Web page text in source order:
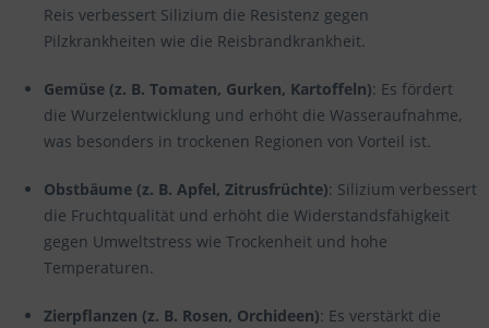
Reis verbessert Silizium die Resistenz gegen
Pilzkrankheiten wie die Reisbrandkrankheit.
Gemüse (z. B. Tomaten, Gurken, Kartoffeln): Es fördert
die Wurzelentwicklung und erhöht die Wasseraufnahme,
was besonders in trockenen Regionen von Vorteil ist.
Obstbäume (z. B. Apfel, Zitrusfrüchte): Silizium verbessert
die Fruchtqualität und erhöht die Widerstandsfähigkeit
gegen Umweltstress wie Trockenheit und hohe
Temperaturen.
Zierpflanzen (z. B. Rosen, Orchideen): Es verstärkt die